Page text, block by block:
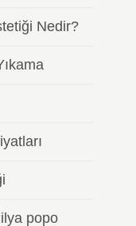
Nedir?
popo